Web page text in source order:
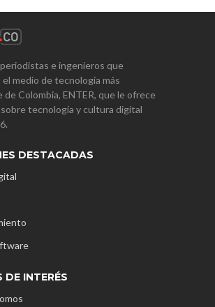
e ingenieros que
el medio de tecnología más
Colombia, ENTER, que le ofrece
tecnología y cultura digital
DESTACADAS
DE INTERÉS